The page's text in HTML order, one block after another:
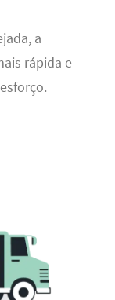
a
rápida e